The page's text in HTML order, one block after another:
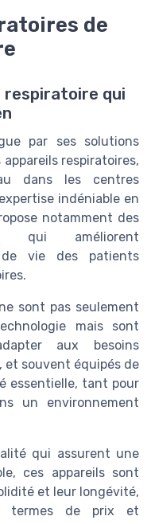
de
respiratoire qui
par ses solutions
respiratoires,
dans les centres
indéniable en
notamment des
qui améliorent
de vie des patients
sont pas seulement
mais sont
aux besoins
et souvent équipés de
essentielle, tant pour
un environnement
qui assurent une
ces appareils sont
et leur longévité,
termes de prix et